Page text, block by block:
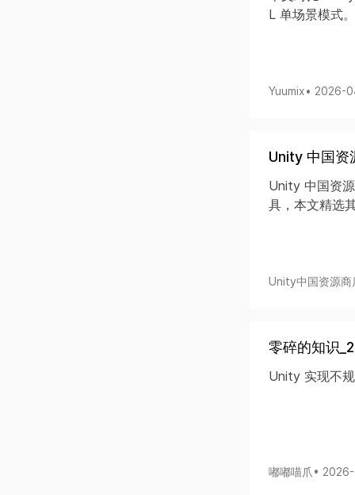
L 单场景模式
Yuumix• 2026-
Unity 中国资
Unity 中国资
具，本文精选
Unity中国资源商
零碎的知识
Unity 实现不
嘟嘟喵爪 •